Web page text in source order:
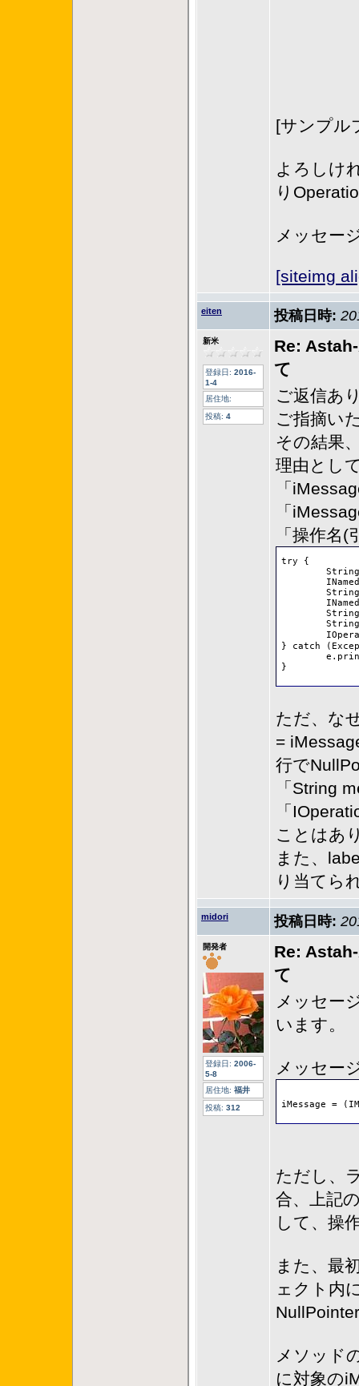
[サンプル
よろしけ
り
メッセー
[siteimg
eiten 投稿日時:
新米
登録日: 2016-
1-4
居住地:
投稿: 4
Re:
て
ご返信あ
ご指摘い
その結果
理由とし
「
「
「操作名
try {
} catch
}
ただ、な
=
行で
「String
「
ことはあ
また、
り当てら
midori 投稿日時:
開発者
登録日: 2006-
5-8
居住地: 福井
投稿: 312
Re:
て
メッセー
います。
メッセー
iMessage =
ただし、
合、上記
して、操
また、最
ェクト内
メソッド
に対象の